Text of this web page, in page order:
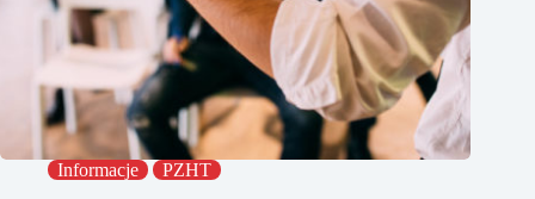
Informacje PZHT